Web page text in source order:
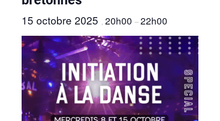
15 octobre 2025 , 20h00 –22h00